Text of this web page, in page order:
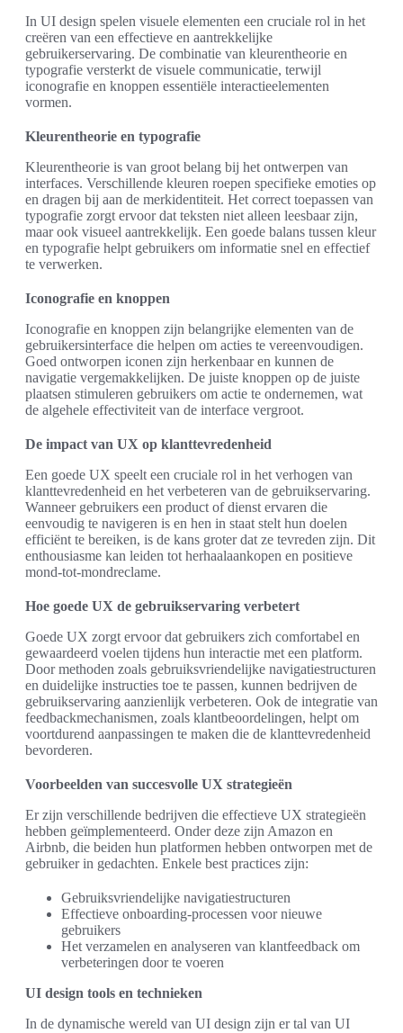
In UI design spelen visuele elementen een cruciale rol in het
creëren van een effectieve en aantrekkelijke
gebruikerservaring. De combinatie van kleurentheorie en
typografie versterkt de visuele communicatie, terwijl
iconografie en knoppen essentiële interactieelementen
vormen.
Kleurentheorie en typografie
Kleurentheorie is van groot belang bij het ontwerpen van
interfaces. Verschillende kleuren roepen specifieke emoties op
en dragen bij aan de merkidentiteit. Het correct toepassen van
typografie zorgt ervoor dat teksten niet alleen leesbaar zijn,
maar ook visueel aantrekkelijk. Een goede balans tussen kleur
en typografie helpt gebruikers om informatie snel en effectief
te verwerken.
Iconografie en knoppen
Iconografie en knoppen zijn belangrijke elementen van de
gebruikersinterface die helpen om acties te vereenvoudigen.
Goed ontworpen iconen zijn herkenbaar en kunnen de
navigatie vergemakkelijken. De juiste knoppen op de juiste
plaatsen stimuleren gebruikers om actie te ondernemen, wat
de algehele effectiviteit van de interface vergroot.
De impact van UX op klanttevredenheid
Een goede UX speelt een cruciale rol in het verhogen van
klanttevredenheid en het verbeteren van de gebruikservaring.
Wanneer gebruikers een product of dienst ervaren die
eenvoudig te navigeren is en hen in staat stelt hun doelen
efficiënt te bereiken, is de kans groter dat ze tevreden zijn. Dit
enthousiasme kan leiden tot herhaalaankopen en positieve
mond-tot-mondreclame.
Hoe goede UX de gebruikservaring verbetert
Goede UX zorgt ervoor dat gebruikers zich comfortabel en
gewaardeerd voelen tijdens hun interactie met een platform.
Door methoden zoals gebruiksvriendelijke navigatiestructuren
en duidelijke instructies toe te passen, kunnen bedrijven de
gebruikservaring aanzienlijk verbeteren. Ook de integratie van
feedbackmechanismen, zoals klantbeoordelingen, helpt om
voortdurend aanpassingen te maken die de klanttevredenheid
bevorderen.
Voorbeelden van succesvolle UX strategieën
Er zijn verschillende bedrijven die effectieve UX strategieën
hebben geïmplementeerd. Onder deze zijn Amazon en
Airbnb, die beiden hun platformen hebben ontworpen met de
gebruiker in gedachten. Enkele best practices zijn:
Gebruiksvriendelijke navigatiestructuren
Effectieve onboarding-processen voor nieuwe
gebruikers
Het verzamelen en analyseren van klantfeedback om
verbeteringen door te voeren
UI design tools en technieken
In de dynamische wereld van UI design zijn er tal van UI